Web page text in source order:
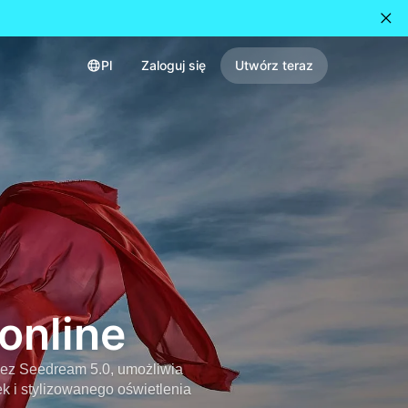
Pl Zaloguj się Utwórz teraz
Seedream 5.0, umożliwia
i stylizowanego oświetlenia